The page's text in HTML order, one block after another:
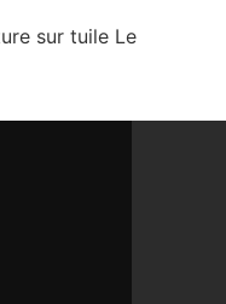
sur tuile Le